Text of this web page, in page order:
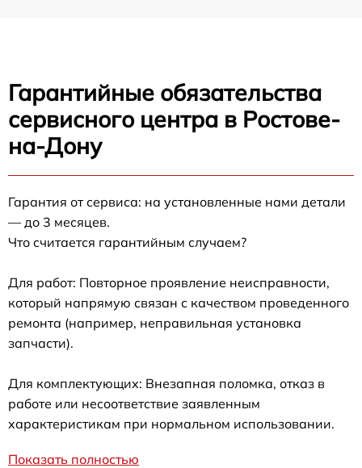
Гарантийные обязательства
сервисного центра в Ростове-
на-Дону
Гарантия от сервиса: на установленные нами детали
— до 3 месяцев.
Что считается гарантийным случаем?
Для работ: Повторное проявление неисправности,
который напрямую связан с качеством проведенного
ремонта (например, неправильная установка
запчасти).
Для комплектующих: Внезапная поломка, отказ в
работе или несоответствие заявленным
характеристикам при нормальном использовании.
Показать полностью